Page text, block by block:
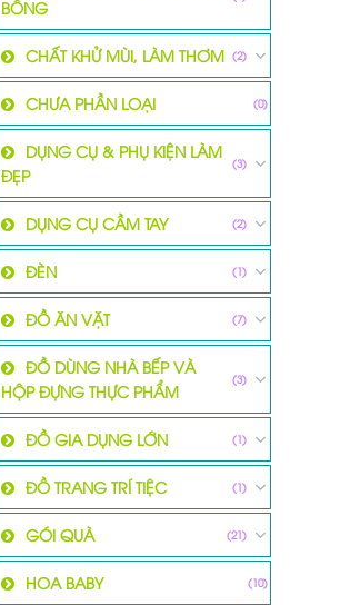
BÔNG
CHẤT KHỬ MÙI, LÀM THƠM (2)
CHƯA PHẦN LOẠI (0)
DỤNG CỤ & PHỤ KIỆN LÀM
ĐẸP
(3)
DỤNG CỤ CẦM TAY (2)
ĐÈN (1)
ĐỒ ĂN VẶT (7)
ĐỒ DÙNG NHÀ BẾP VÀ
HỘP ĐỰNG THỰC PHẨM
(3)
ĐỒ GIA DỤNG LỚN (1)
ĐỒ TRANG TRÍ TIỆC (1)
GÓI QUÀ (21)
HOA BABY (10)